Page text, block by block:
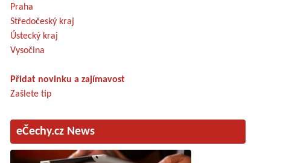
Praha
Středočeský kraj
Ústecký kraj
Vysočina
Přidat novinku a zajímavost
Zašlete tip
eČechy.cz News